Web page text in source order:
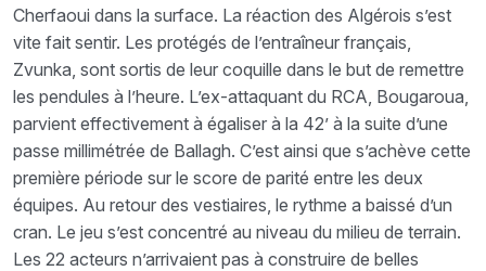
Cherfaoui dans la surface. La réaction des Algérois s’est
vite fait sentir. Les protégés de l’entraîneur français,
Zvunka, sont sortis de leur coquille dans le but de remettre
les pendules à l’heure. L’ex-attaquant du RCA, Bougaroua,
parvient effectivement à égaliser à la 42’ à la suite d’une
passe millimétrée de Ballagh. C’est ainsi que s’achève cette
première période sur le score de parité entre les deux
équipes. Au retour des vestiaires, le rythme a baissé d’un
cran. Le jeu s’est concentré au niveau du milieu de terrain.
Les 22 acteurs n’arrivaient pas à construire de belles